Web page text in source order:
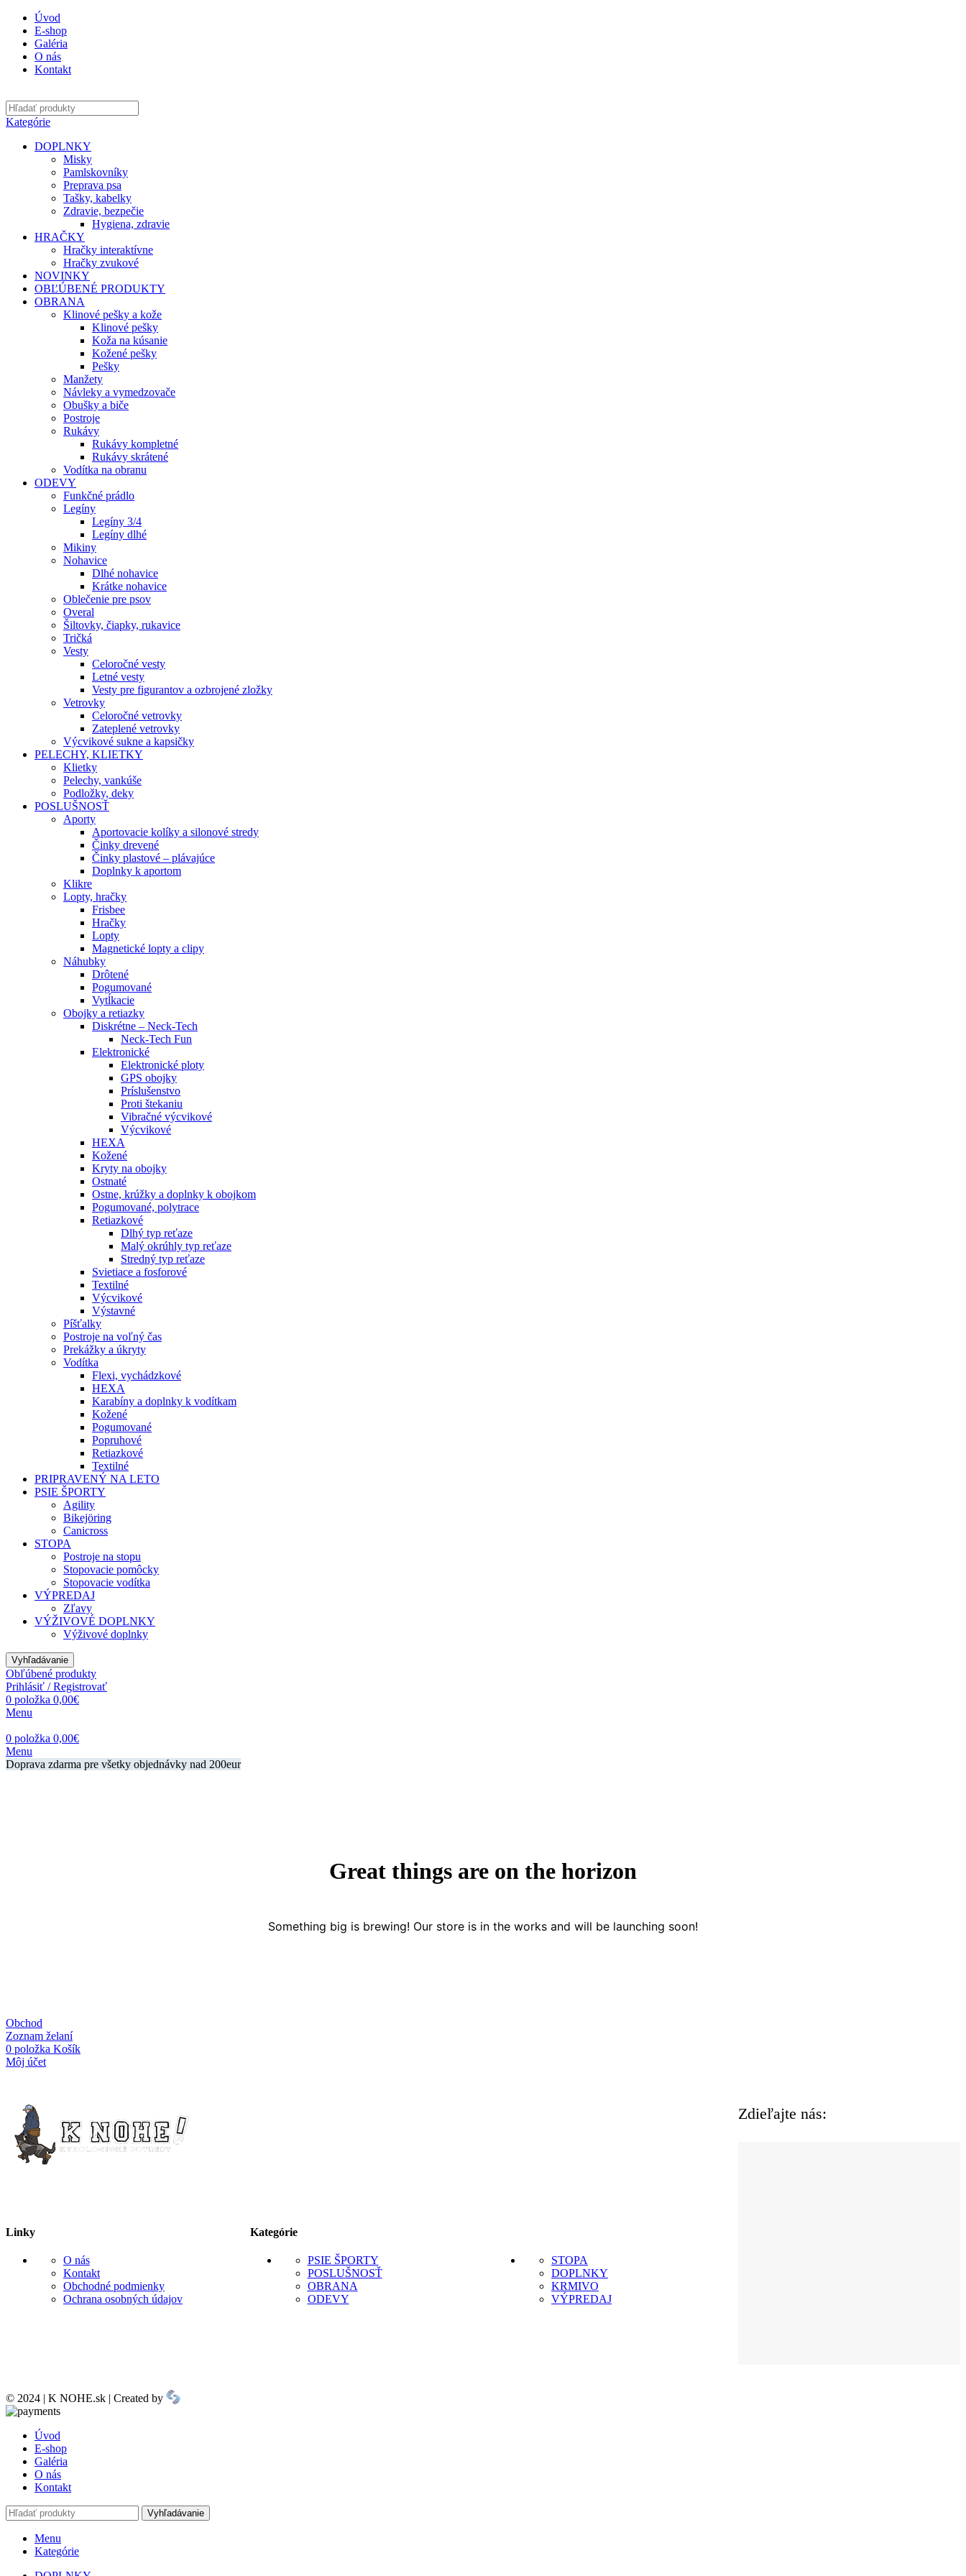
Úvod
E-shop
Galéria
O nás
Kontakt
Kategórie
DOPLNKY
Misky
Pamlskovníky
Preprava psa
Tašky, kabelky
Zdravie, bezpečie
Hygiena, zdravie
HRAČKY
Hračky interaktívne
Hračky zvukové
NOVINKY
OBĽÚBENÉ PRODUKTY
OBRANA
Klinové pešky a kože
Klinové pešky
Koža na kúsanie
Kožené pešky
Pešky
Manžety
Návleky a vymedzovače
Obušky a biče
Postroje
Rukávy
Rukávy kompletné
Rukávy skrátené
Vodítka na obranu
ODEVY
Funkčné prádlo
Legíny
Legíny 3/4
Legíny dlhé
Mikiny
Nohavice
Dlhé nohavice
Krátke nohavice
Oblečenie pre psov
Overal
Šiltovky, čiapky, rukavice
Tričká
Vesty
Celoročné vesty
Letné vesty
Vesty pre figurantov a ozbrojené zložky
Vetrovky
Celoročné vetrovky
Zateplené vetrovky
Výcvikové sukne a kapsičky
PELECHY, KLIETKY
Klietky
Pelechy, vankúše
Podložky, deky
POSLUŠNOSŤ
Aporty
Aportovacie kolíky a silonové stredy
Činky drevené
Činky plastové – plávajúce
Doplnky k aportom
Klikre
Lopty, hračky
Frisbee
Hračky
Lopty
Magnetické lopty a clipy
Náhubky
Drôtené
Pogumované
Vytĺkacie
Obojky a retiazky
Diskrétne – Neck-Tech
Neck-Tech Fun
Elektronické
Elektronické ploty
GPS obojky
Príslušenstvo
Proti štekaniu
Vibračné výcvikové
Výcvikové
HEXA
Kožené
Kryty na obojky
Ostnaté
Ostne, krúžky a doplnky k obojkom
Pogumované, polytrace
Retiazkové
Dlhý typ reťaze
Malý okrúhly typ reťaze
Stredný typ reťaze
Svietiace a fosforové
Textilné
Výcvikové
Výstavné
Píšťalky
Postroje na voľný čas
Prekážky a úkryty
Vodítka
Flexi, vychádzkové
HEXA
Karabíny a doplnky k vodítkam
Kožené
Pogumované
Popruhové
Retiazkové
Textilné
PRIPRAVENÝ NA LETO
PSIE ŠPORTY
Agility
Bikejöring
Canicross
STOPA
Postroje na stopu
Stopovacie pomôcky
Stopovacie vodítka
VÝPREDAJ
Zľavy
VÝŽIVOVÉ DOPLNKY
Výživové doplnky
Vyhľadávanie
Obľúbené produkty
Prihlásiť / Registrovať
0 položka 0,00€
Menu
0 položka 0,00€
Menu
Doprava zdarma pre všetky objednávky nad 200eur
Great things are on the horizon
Something big is brewing! Our store is in the works and will be launching soon!
Obchod
Zoznam želaní
0 položka Košík
Môj účet
Linky
O nás
Kontakt
Obchodné podmienky
Ochrana osobných údajov
Kategórie
PSIE ŠPORTY
POSLUŠNOSŤ
OBRANA
ODEVY
STOPA
DOPLNKY
KRMIVO
VÝPREDAJ
Zdieľajte nás:
© 2024 | K NOHE.sk | Created by
Úvod
E-shop
Galéria
O nás
Kontakt
Vyhľadávanie
Menu
Kategórie